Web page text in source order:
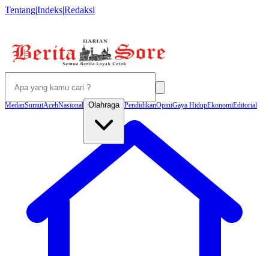
Tentang|Indeks|Redaksi
MedanSumutAcehNasional Olahraga PendidikanOpiniGaya HidupEkonomiEditorial